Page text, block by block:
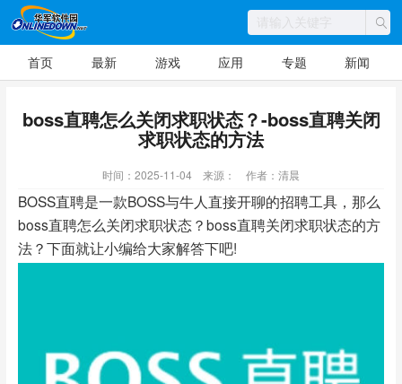
首页 最新 游戏 应用 专题 新闻
boss直聘怎么关闭求职状态？-boss直聘关闭
求职状态的方法
时间：2025-11-04 来源： 作者：清晨
BOSS直聘是一款BOSS与牛人直接开聊的招聘工具，那么
boss直聘怎么关闭求职状态？boss直聘关闭求职状态的方
法？下面就让小编给大家解答下吧!